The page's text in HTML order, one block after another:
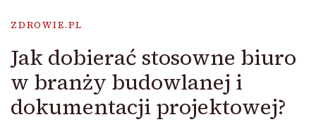
ZDROWIE.PL
Jak dobierać stosowne biuro
w branży budowlanej i
dokumentacji projektowej?